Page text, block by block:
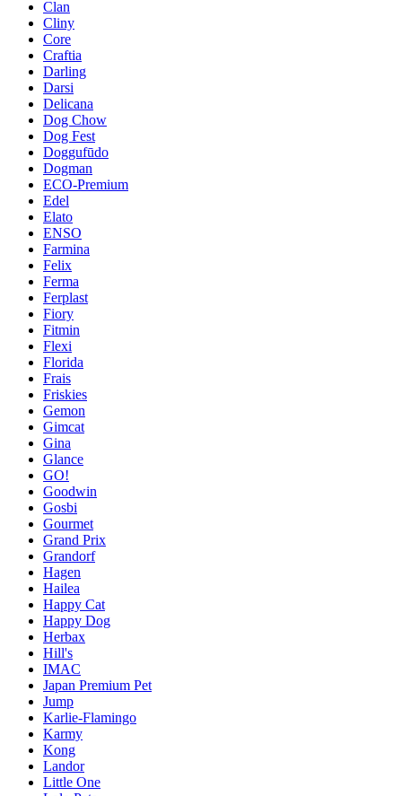
Clan
Cliny
Core
Craftia
Darling
Darsi
Delicana
Dog Chow
Dog Fest
Doggufūdo
Dogman
ECO-Premium
Edel
Elato
ENSO
Farmina
Felix
Ferma
Ferplast
Fiory
Fitmin
Flexi
Florida
Frais
Friskies
Gemon
Gimcat
Gina
Glance
GO!
Goodwin
Gosbi
Gourmet
Grand Prix
Grandorf
Hagen
Hailea
Happy Cat
Happy Dog
Herbax
Hill's
IMAC
Japan Premium Pet
Jump
Karlie-Flamingo
Karmy
Kong
Landor
Little One